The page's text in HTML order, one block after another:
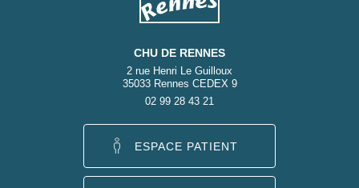
CHU DE RENNES
2 rue Henri Le Guilloux
35033 Rennes CEDEX 9
02 99 28 43 21
ESPACE PATIENT